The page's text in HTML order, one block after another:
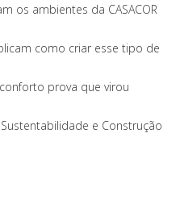
os ambientes da CASACOR
como criar esse tipo de
conforto prova que virou
Sustentabilidade e Construção